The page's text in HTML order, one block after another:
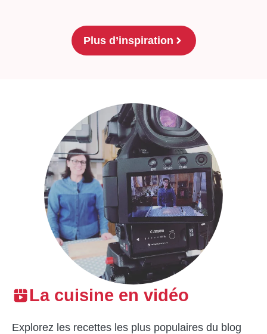
Plus d’inspiration
La cuisine en vidéo
Explorez les recettes les plus populaires du blog